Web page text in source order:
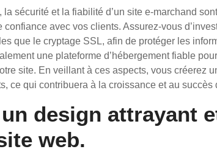
la sécurité et la fiabilité d’un site e-marchand
confiance avec vos clients. Assurez-vous
que le cryptage SSL, afin de protéger les
une plateforme d’hébergement fiable
site. En veillant à ces aspects, vous créerez
ce qui contribuera à la croissance et au succès
un design attrayant
web.